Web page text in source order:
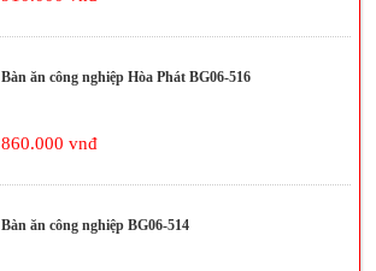
Bàn ăn công nghiệp Hòa Phát BG06-516
860.000 vnđ
Bàn ăn công nghiệp BG06-514